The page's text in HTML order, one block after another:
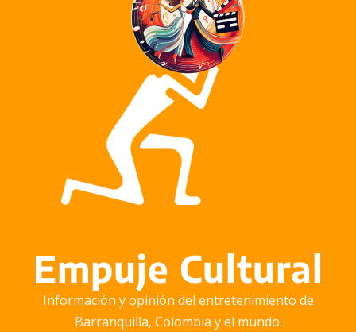
Empuje Cultural
Información y opinión del entretenimiento de
Barranquilla, Colombia y el mundo.